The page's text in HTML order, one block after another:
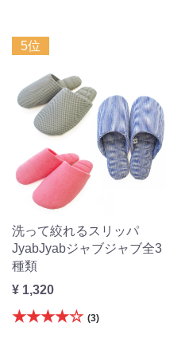
5位
洗って絞れるスリッパ
JyabJyabジャブジャブ全3
種類
¥ 1,320
★★★★☆ (3)